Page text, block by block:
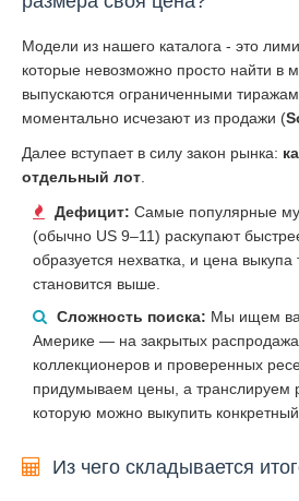
Модели из нашего каталога - это
которые невозможно просто найти в
выпускаются ограниченными
моментально исчезают из продажи (
Далее вступает в силу закон рынка:
отдельный лот
Дефицит: Самые популярные
(обычно US 9–11) раскупают
образуется нехватка, и цена
становится выше.
Сложность поиска: Мы ищем
Америке — на закрытых
коллекционеров и проверенных
придумываем цены, а транслируем
которую можно выкупить
Из чего складывается